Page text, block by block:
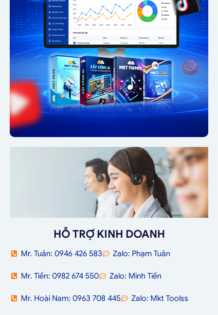
HỖ TRỢ KINH DOANH
Mr. Tuân: 0946 426 583 Zalo: Phạm Tuân
Mr. Tiến: 0982 674 550 Zalo: Minh Tiến
Mr. Hoài Nam: 0963 708 445 Zalo: Mkt Toolss